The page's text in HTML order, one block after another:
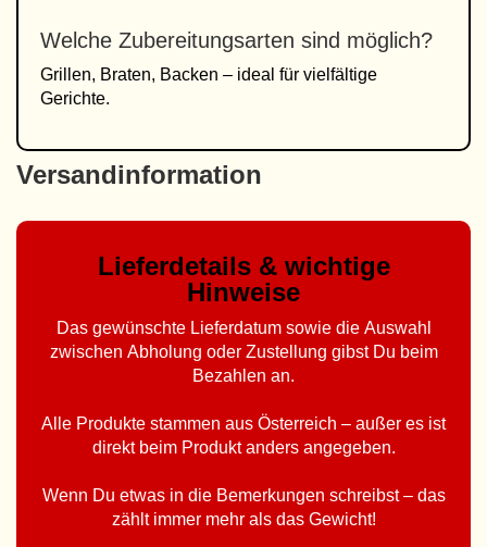
Welche Zubereitungsarten sind möglich?
Grillen, Braten, Backen – ideal für vielfältige
Gerichte.
Versandinformation
Lieferdetails & wichtige
Hinweise
Das gewünschte Lieferdatum sowie die Auswahl
zwischen Abholung oder Zustellung gibst Du beim
Bezahlen an.
Alle Produkte stammen aus Österreich – außer es ist
direkt beim Produkt anders angegeben.
Wenn Du etwas in die Bemerkungen schreibst – das
zählt immer mehr als das Gewicht!